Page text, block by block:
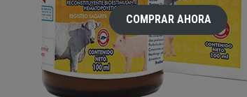
COMPRAR AHORA